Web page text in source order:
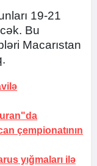
19-21
Bu
Macarıstan
çempionatının
yığmaları ilə